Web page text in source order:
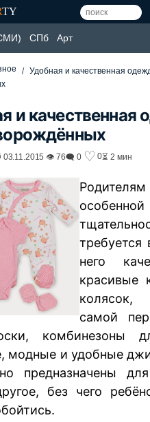
TY
СПб Арт
Удобная и качественная
и качественная
👁 76🗨 0 ♡ 0⏳ 2 мин
особенной
требуется
него
красивые
самой
комбинезоны
модные и удобные
предназначены
без чего